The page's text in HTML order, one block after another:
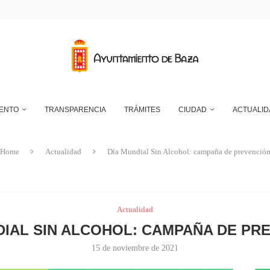
ELÉCTRICO EN EL RECINTO FERIAL
TRANSPARENCIA TRÁMITES CIUDAD
Home Actualidad Día Mundial Sin Alcohol: campaña de prevención
Actualidad
SIN ALCOHOL: CAMPAÑA DE
15 de noviembre de 2021